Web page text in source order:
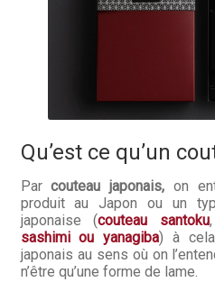
Trouver mon magasin
Qu’est ce qu’un
Parcouteau japonais, on
produit au Japon ou un
japonaise (couteau santoku
sashimi ou yanagiba) à cela
japonais au sens où on
n’être qu’une forme de lame.